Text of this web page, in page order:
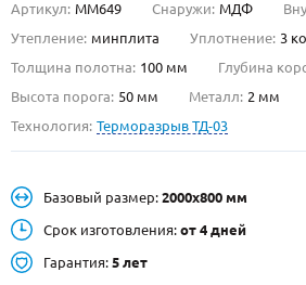
О НАС
Металлические двери от производителя с
НАЙТИ:
ПН-СБ - с 9:00 до 21:00,
Артикул: ММ649 Снаружи: МДФ
Утепление: минплита Уплотнение: 3
Толщина полотна: 100 мм Глубина
Высота порога: 50 мм Металл: 2 мм
Технология: Терморазрыв ТД-03
Базовый размер: 2000х800 мм
Срок изготовления: от 4 дней
Гарантия: 5 лет